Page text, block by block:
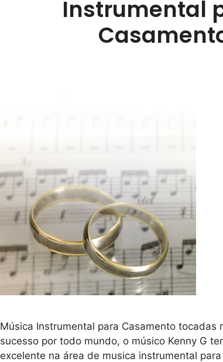
Instrumental
Música Instrumental para Casamento tocadas
sucesso por todo mundo, o músico Kenny G
excelente na área de musica instrumental